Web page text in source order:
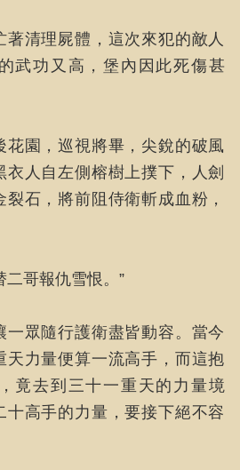
著清理屍體，這次來犯的敵人
武功又高，堡內因此死傷甚
花園，巡視將畢，尖銳的破風
人自左側榕樹上撲下，人劍
石，將前阻侍衛斬成血粉，
二哥報仇雪恨。”
一眾隨行護衛盡皆動容。當今
天力量便算一流高手，而這抱
竟去到三十一重天的力量境
十高手的力量，要接下絕不容